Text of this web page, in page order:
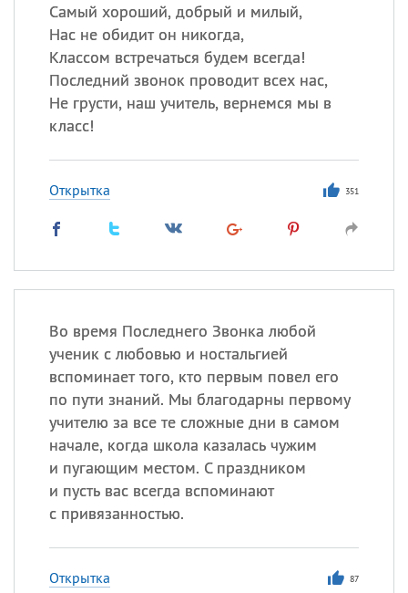
Самый хороший, добрый и милый,
Нас не обидит он никогда,
Классом встречаться будем всегда!
Последний звонок проводит всех нас,
Не грусти, наш учитель, вернемся мы в
класс!
Открытка 351
Во время Последнего Звонка любой
ученик с любовью и ностальгией
вспоминает того, кто первым повел его
по пути знаний. Мы благодарны первому
учителю за все те сложные дни в самом
начале, когда школа казалась чужим
и пугающим местом. С праздником
и пусть вас всегда вспоминают
с привязанностью.
Открытка 87